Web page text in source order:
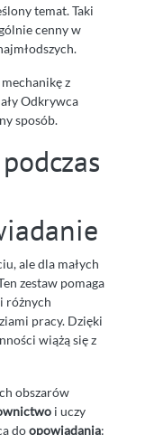
temat. Taki
cenny w
z
Odkrywca
sposób.
ale dla małych
zestaw pomaga
różnych
pracy. Dzięki
wiążą się z
obszarów
i uczy
doopowiadania: